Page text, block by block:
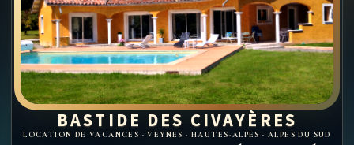
BC
LOCATION DE VACANCES DANS LES
HAUTES-ALPES
BASTIDE DES CIVAYÈRES
Villa entière · Piscine privative ·
Réservation directe
LA VILLA ENTIÈRE EST RÉSERVÉE POUR
VOUS SEUL